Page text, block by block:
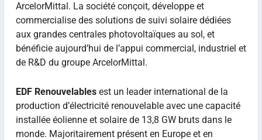
ArcelorMittal. La société conçoit, développe et
commercialise des solutions de suivi solaire dédiées
aux grandes centrales photovoltaïques au sol, et
bénéficie aujourd’hui de l’appui commercial, industriel et
de R&D du groupe ArcelorMittal.
EDF Renouvelablesest un leader international de la
production d’électricité renouvelable avec une capacité
installée éolienne et solaire de 13,8 GW bruts dans le
monde. Majoritairement présent en Europe et en